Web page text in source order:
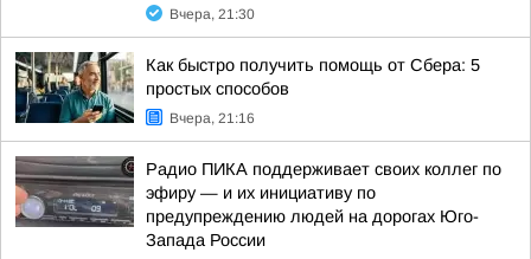
Вчера, 21:30
Как быстро получить помощь от Сбера: 5
простых способов
Вчера, 21:16
Радио ПИКА поддерживает своих коллег по
эфиру — и их инициативу по
предупреждению людей на дорогах Юго-
Запада России